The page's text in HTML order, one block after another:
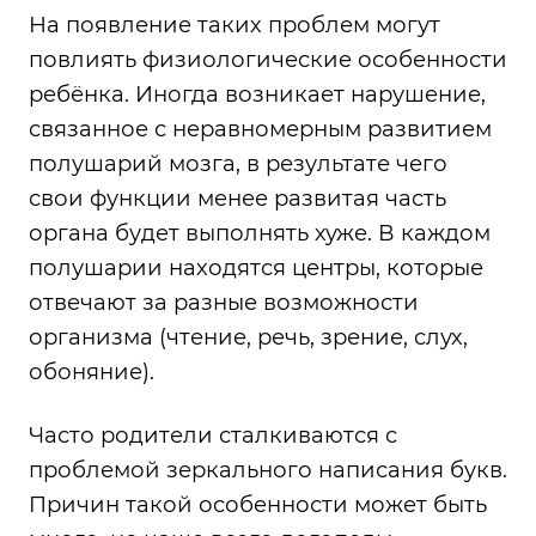
На появление таких проблем могут
повлиять физиологические особенности
ребёнка. Иногда возникает нарушение,
связанное с неравномерным развитием
полушарий мозга, в результате чего
свои функции менее развитая часть
органа будет выполнять хуже. В каждом
полушарии находятся центры, которые
отвечают за разные возможности
организма (чтение, речь, зрение, слух,
обоняние).
Часто родители сталкиваются с
проблемой зеркального написания букв.
Причин такой особенности может быть